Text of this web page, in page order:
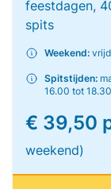
feestdagen,
spits
Weekend:
Spitstijden:
16.00 tot
€ 39,50
weekend)